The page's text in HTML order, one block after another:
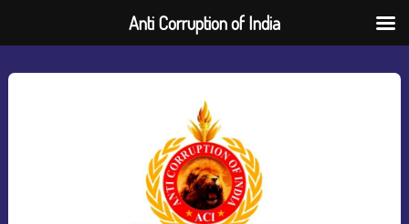
Anti Corruption of India